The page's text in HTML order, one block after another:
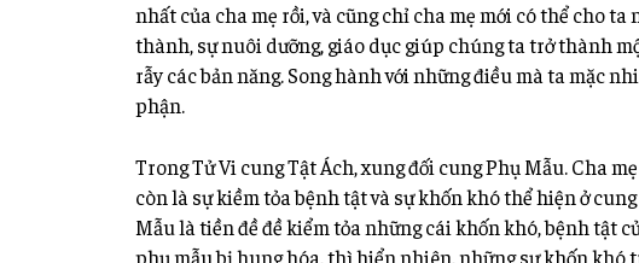
nhất của cha mẹ rồi, và cũng chỉ cha mẹ mới có thể cho
thành, sự nuôi dưỡng, giáo dục giúp chúng ta trở thành
rẫy các bản năng. Song hành với những điều mà ta mặc
phận.
Trong Tử Vi cung Tật Ách, xung đối cung Phụ Mẫu. Cha
còn là sự kiềm tỏa bệnh tật và sự khốn khó thể hiện ở
Mẫu là tiền đề đề kiểm tỏa những cái khốn khó, bệnh tật
phụ mẫu bị hung hóa, thì hiển nhiên, những sự khốn khó